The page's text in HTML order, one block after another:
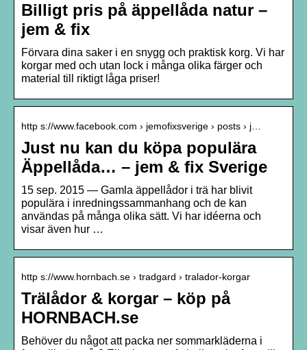
Billigt pris på äppellåda natur –
jem & fix
Förvara dina saker i en snygg och praktisk korg. Vi har
korgar med och utan lock i många olika färger och
material till riktigt låga priser!
http s://www.facebook.com › jemofixsverige › posts › j…
Just nu kan du köpa populära
Äppellåda… – jem & fix Sverige
15 sep. 2015 — Gamla äppellådor i trä har blivit
populära i inredningssammanhang och de kan
användas på många olika sätt. Vi har idéerna och
visar även hur …
http s://www.hornbach.se › tradgard › tralador-korgar
Trälådor & korgar – köp på
HORNBACH.se
Behöver du något att packa ner sommarkläderna i